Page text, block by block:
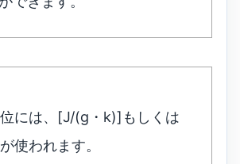
には、[J/(g・k)]もしくは
使われます。